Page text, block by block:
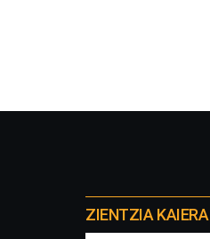
proyectos
ZIENTZIA KAIERA